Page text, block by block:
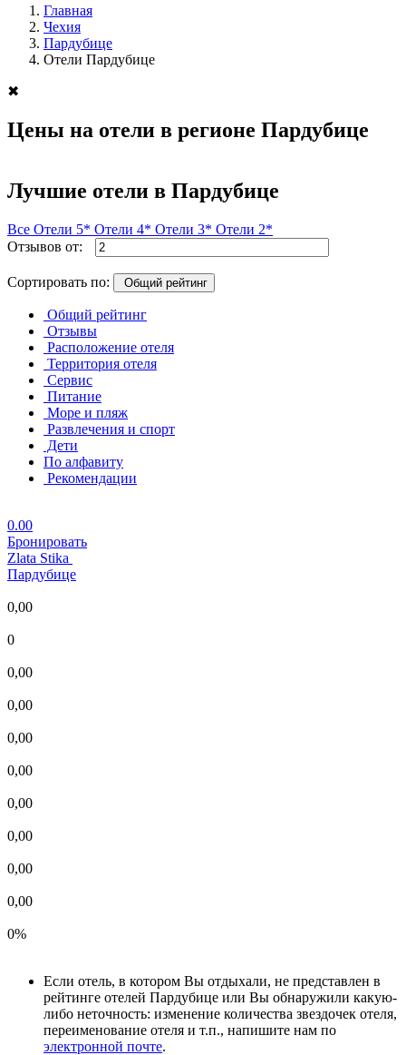
Главная
Чехия
Пардубице
Отели Пардубице
✖
Цены на отели в регионе Пардубице
Лучшие отели в Пардубице
Все Отели 5* Отели 4* Отели 3* Отели 2*
Отзывов от:
Сортировать по: Общий рейтинг
Общий рейтинг
Отзывы
Расположение отеля
Территория отеля
Сервис
Питание
Море и пляж
Развлечения и спорт
Дети
По алфавиту
Рекомендации
0.00
Бронировать
Zlata Stika
Пардубице
0,00
0
0,00
0,00
0,00
0,00
0,00
0,00
0,00
0,00
0%
Если отель, в котором Вы отдыхали, не представлен в
рейтинге отелей Пардубице или Вы обнаружили какую-
либо неточность: изменение количества звездочек отеля,
переименование отеля и т.п., напишите нам по
электронной почте.